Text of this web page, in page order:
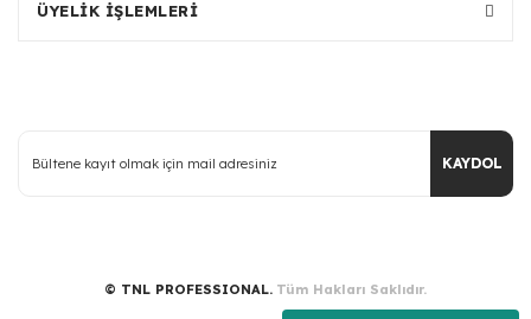
ÜYELİK İŞLEMLERİ
KAYDOL
© TNL PROFESSIONAL. Tüm Hakları Saklıdır.